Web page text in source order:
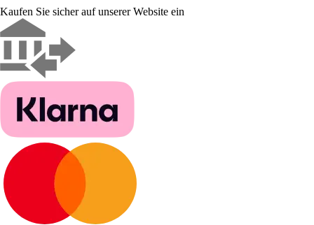
Kaufen Sie sicher auf unserer Website ein